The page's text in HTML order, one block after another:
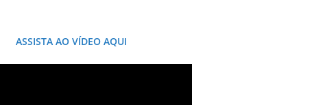
ASSISTA AO VÍDEO AQUI